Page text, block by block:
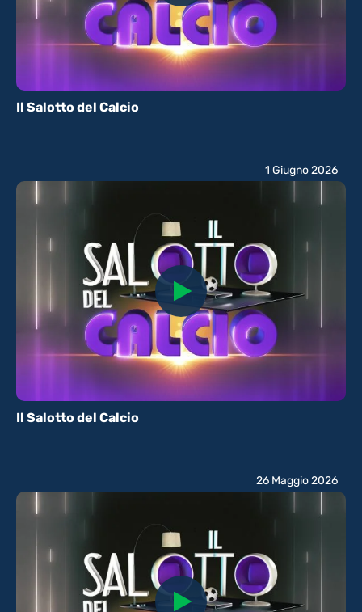
Il Salotto del Calcio
Il Salotto del Calcio
1 Giugno 2026
26 Maggio 2026